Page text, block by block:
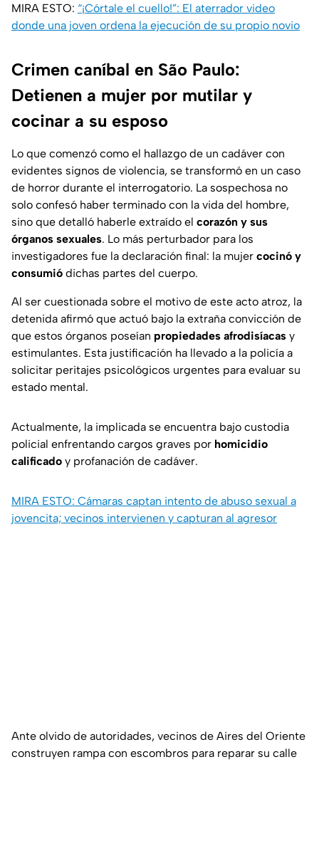
MIRA ESTO: “¡Córtale el cuello!”: El aterrador video
donde una joven ordena la ejecución de su propio novio
Crimen caníbal en São Paulo:
Detienen a mujer por mutilar y
cocinar a su esposo
Lo que comenzó como el hallazgo de un cadáver con
evidentes signos de violencia, se transformó en un caso
de horror durante el interrogatorio. La sospechosa no
solo confesó haber terminado con la vida del hombre,
sino que detalló haberle extraído el corazón y sus
órganos sexuales. Lo más perturbador para los
investigadores fue la declaración final: la mujer cocinó y
consumió dichas partes del cuerpo.
Al ser cuestionada sobre el motivo de este acto atroz, la
detenida afirmó que actuó bajo la extraña convicción de
que estos órganos poseían propiedades afrodisíacas y
estimulantes. Esta justificación ha llevado a la policía a
solicitar peritajes psicológicos urgentes para evaluar su
estado mental.
Actualmente, la implicada se encuentra bajo custodia
policial enfrentando cargos graves por homicidio
calificado y profanación de cadáver.
MIRA ESTO: Cámaras captan intento de abuso sexual a
jovencita; vecinos intervienen y capturan al agresor
Ante olvido de autoridades, vecinos de Aires del Oriente
construyen rampa con escombros para reparar su calle